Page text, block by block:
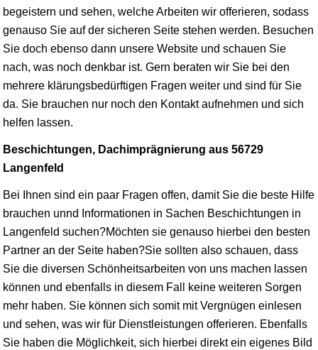
begeistern und sehen, welche Arbeiten wir offerieren, sodass
genauso Sie auf der sicheren Seite stehen werden. Besuchen
Sie doch ebenso dann unsere Website und schauen Sie
nach, was noch denkbar ist. Gern beraten wir Sie bei den
mehrere klärungsbedürftigen Fragen weiter und sind für Sie
da. Sie brauchen nur noch den Kontakt aufnehmen und sich
helfen lassen.
Beschichtungen, Dachimprägnierung aus 56729
Langenfeld
Bei Ihnen sind ein paar Fragen offen, damit Sie die beste Hilfe
brauchen unnd Informationen in Sachen Beschichtungen in
Langenfeld suchen?Möchten sie genauso hierbei den besten
Partner an der Seite haben?Sie sollten also schauen, dass
Sie die diversen Schönheitsarbeiten von uns machen lassen
können und ebenfalls in diesem Fall keine weiteren Sorgen
mehr haben. Sie können sich somit mit Vergnügen einlesen
und sehen, was wir für Dienstleistungen offerieren. Ebenfalls
Sie haben die Möglichkeit, sich hierbei direkt ein eigenes Bild